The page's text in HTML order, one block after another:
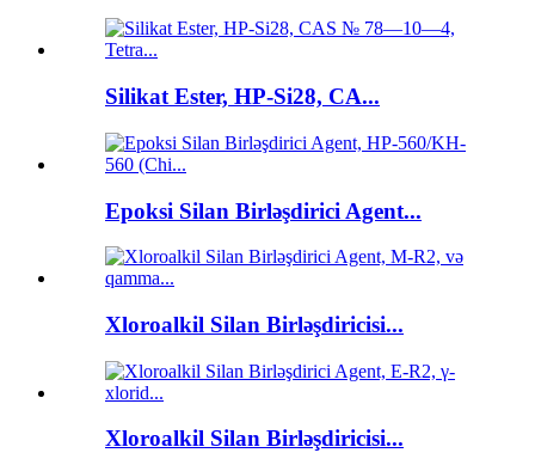
Silikat Ester, HP-Si28, CA...
Epoksi Silan Birləşdirici Agent...
Xloroalkil Silan Birləşdiricisi...
Xloroalkil Silan Birləşdiricisi...